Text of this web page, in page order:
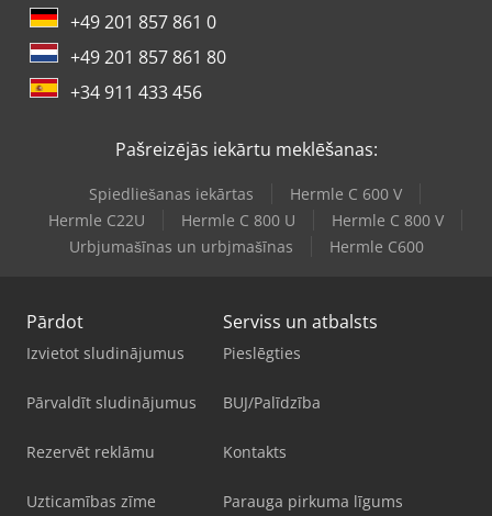
+49 201 857 861 0
+49 201 857 861 80
+34 911 433 456
Pašreizējās iekārtu meklēšanas:
Spiedliešanas iekārtas
Hermle C 600 V
Hermle C22U
Hermle C 800 U
Hermle C 800 V
Urbjumašīnas un urbjmašīnas
Hermle C600
Pārdot
Izvietot sludinājumus
Pārvaldīt sludinājumus
Rezervēt reklāmu
Uzticamības zīme
Serviss un atbalsts
Pieslēgties
BUJ/Palīdzība
Kontakts
Parauga pirkuma līgums